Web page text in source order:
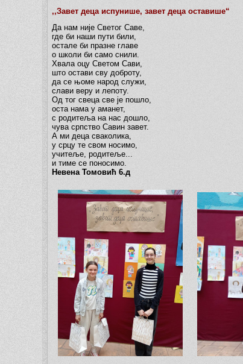
,,Завет деца испунише, завет деца оставише“
Да нам није Светог Саве,
где би наши пути били,
остале би празне главе
о школи би само снили.
Хвала оцу Светом Сави,
што остави сву доброту,
да се њоме народ служи,
слави веру и лепоту.
Од тог свеца све је пошло,
оста нама у аманет,
с родитеља на нас дошло,
чува српство Савин завет.
А ми деца сваколика,
у срцу те свом носимо,
учитеље, родитеље...
и тиме се поносимо.
Невена Томовић 6.д